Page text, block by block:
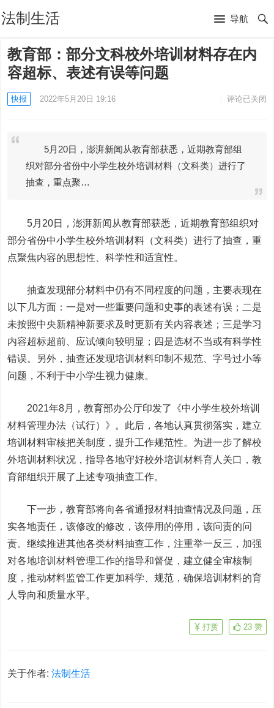
法制生活 导航
教育部：部分文科校外培训材料存在内
容超标、表述有误等问题
快报 2022年5月20日 19:16 评论已关闭
5月20日，澎湃新闻从教育部获悉，近期教育部组
织对部分省份中小学生校外培训材料（文科类）进行了
抽查，重点聚…
5月20日，澎湃新闻从教育部获悉，近期教育部组织对
部分省份中小学生校外培训材料（文科类）进行了抽查，重
点聚焦内容的思想性、科学性和适宜性。
抽查发现部分材料中仍有不同程度的问题，主要表现在
以下几方面：一是对一些重要问题和史事的表述有误；二是
未按照中央新精神新要求及时更新有关内容表述；三是学习
内容超标超前、应试倾向较明显；四是选材不当或有科学性
错误。另外，抽查还发现培训材料印制不规范、字号过小等
问题，不利于中小学生视力健康。
2021年8月，教育部办公厅印发了《中小学生校外培训
材料管理办法（试行）》。此后，各地认真贯彻落实，建立
培训材料审核把关制度，提升工作规范性。为进一步了解校
外培训材料状况，指导各地守好校外培训材料育人关口，教
育部组织开展了上述专项抽查工作。
下一步，教育部将向各省通报材料抽查情况及问题，压
实各地责任，该修改的修改，该停用的停用，该问责的问
责。继续推进其他各类材料抽查工作，注重举一反三，加强
对各地培训材料管理工作的指导和督促，建立健全审核制
度，推动材料监管工作更加科学、规范，确保培训材料的育
人导向和质量水平。
23 赞
打赏
关于作者:法制生活